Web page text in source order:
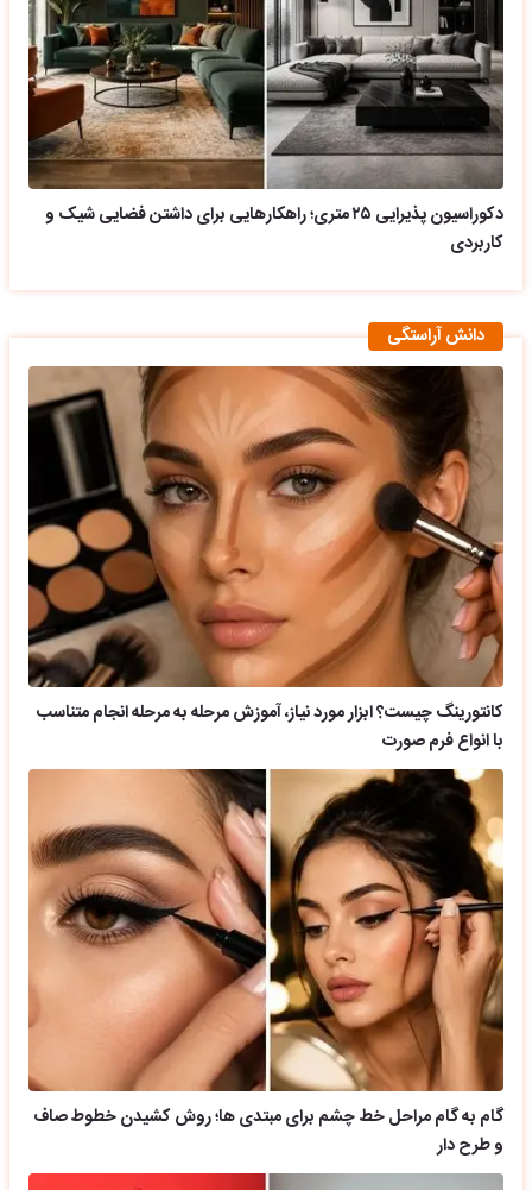
دکوراسیون پذیرایی ۲۵ متری؛ راهکارهایی برای داشتن فضایی شیک و
کاربردی
دانش آراستگی
کانتورینگ چیست؟ ابزار مورد نیاز، آموزش مرحله به مرحله انجام متناسب
با انواع فرم صورت
گام به گام مراحل خط چشم برای مبتدی ها؛ روش کشیدن خطوط صاف
و طرح دار